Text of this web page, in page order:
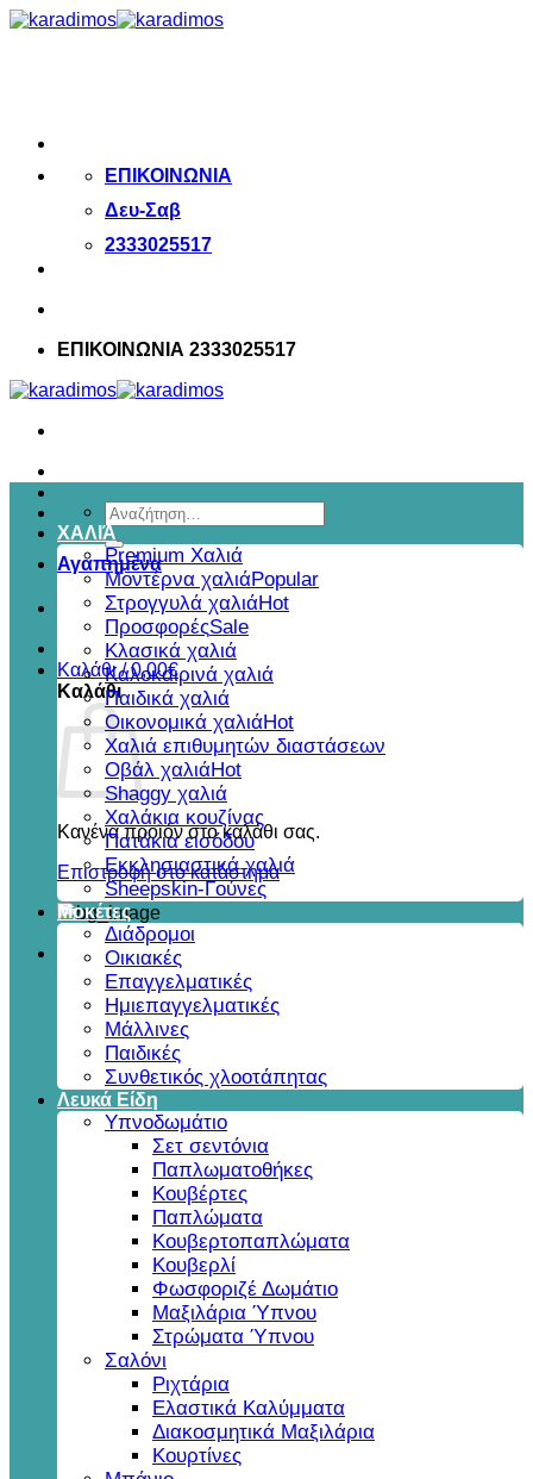
Μετάβαση
ΕΠΙΚΟΙΝΩΝΙΑ
Δευ-Σαβ
2333025517
ΕΠΙΚΟΙΝΩΝΙΑ 2333025517
Αναζήτηση
για:
Αγαπημένα
Καλάθι /0,00€
Καλάθι
Κανένα προϊόν στο καλάθι σας.
Επιστροφή στο κατάστημα
ΧΑΛΙΆ
Premium Χαλιά
Μοντέρνα χαλιά
Στρογγυλά χαλιά
Προσφορές
Κλασικά χαλιά
Καλοκαιρινά χαλιά
Παιδικά χαλιά
Οικονομικά χαλιά
Χαλιά επιθυμητών διαστάσεων
Οβάλ χαλιά
Shaggy χαλιά
Χαλάκια κουζίνας
Πατάκια εισόδου
Εκκλησιαστικά χαλιά
Sheepskin-Γούνες
Μοκέτες
Διάδρομοι
Οικιακές
Επαγγελματικές
Ημιεπαγγελματικές
Μάλλινες
Παιδικές
Συνθετικός χλοοτάπητας
Λευκά Είδη
Υπνοδωμάτιο
Σετ σεντόνια
Παπλωματοθήκες
Κουβέρτες
Παπλώματα
Κουβερτοπαπλώματα
Κουβερλί
Φωσφοριζέ Δωμάτιο
Μαξιλάρια Ύπνου
Στρώματα Ύπνου
Σαλόνι
Ριχτάρια
Ελαστικά Καλύμματα
Διακοσμητικά Μαξιλάρια
Κουρτίνες